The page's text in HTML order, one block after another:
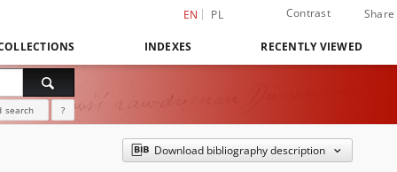
EN PL Contrast Share
INDEXES RECENTLY VIEWED
search ?
Download bibliography description